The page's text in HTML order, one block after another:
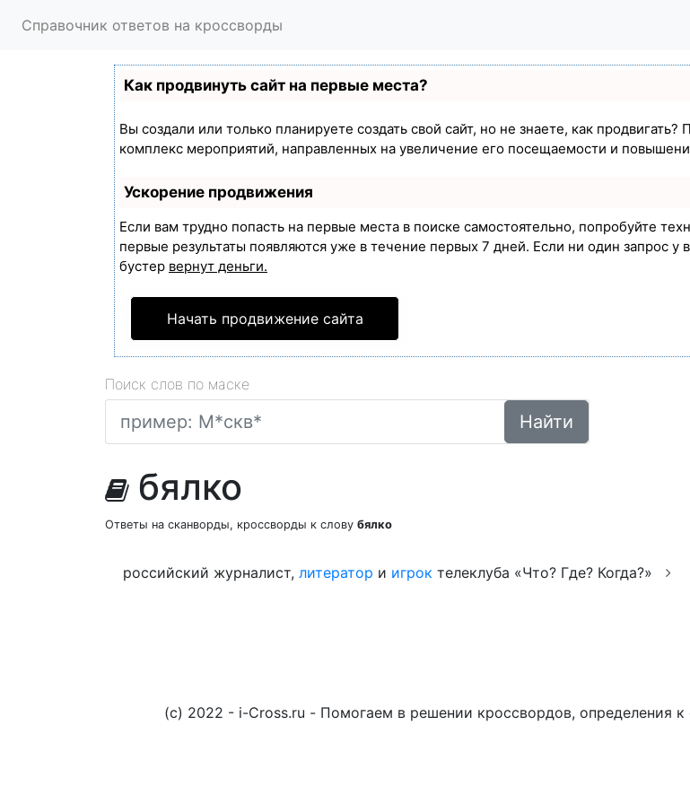
Справочник ответов на кроссворды
Как продвинуть сайт на первые места?
Вы создали или только планируете создать свой сайт, но не знаете, как
комплекс мероприятий, направленных на увеличение его посещаемости и
Ускорение продвижения
Если вам трудно попасть на первые места в поиске самостоятельно, попробуйте
первые результаты появляются уже в течение первых 7 дней. Если ни один запрос у
бустер вернут деньги.
Начать продвижение сайта
Поиск слов по маске
Найти
бялко
Ответы на сканворды, кроссворды к слову бялко
российский журналист, литератор и игрок телеклуба «Что? Где? Когда?»
(c) 2022 - i-Cross.ru - Помогаем в решении кроссвордов, определения